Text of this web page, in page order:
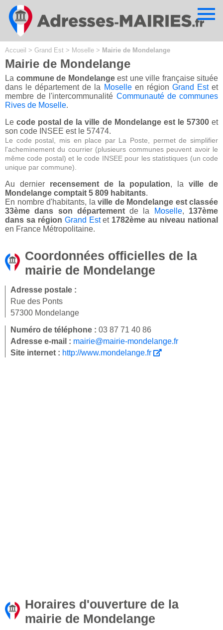
Accueil > Grand Est > Moselle > Mairie de Mondelange
Mairie de Mondelange
La commune de Mondelangeest une ville française située
dans le département de la Moselleen région Grand Estet
membre de l'intercommunalité Communauté de communes
Rives de Moselle.
Lecode postal de la ville de Mondelange est le 57300et
son code INSEE est le 57474.
Le code postal, mis en place par La Poste, permet de simplifier
l'acheminement du courrier (plusieurs communes peuvent avoir le
même code postal) et le code INSEE pour les statistiques (un code
unique par commune).
Au dernier recensement de la population, laville de
Mondelange comptait 5 809 habitants.
En nombre d'habitants, la ville de Mondelange est classée
33ème dans son départementde la Moselle, 137ème
dans sa région Grand Estet 1782ème au niveau national
en France Métropolitaine.
Coordonnées officielles de la
mairie de Mondelange
Adresse postale :
Rue des Ponts
57300 Mondelange
Numéro de téléphone : 03 87 71 40 86
Adresse e-mail : mairie@mairie-mondelange.fr
Site internet : http://www.mondelange.fr
Horaires d'ouverture de la
mairie de Mondelange
Cookies management panel